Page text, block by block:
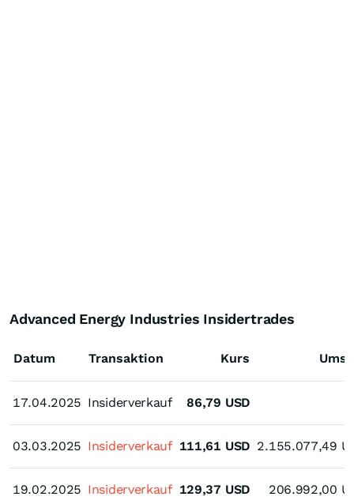
Advanced Energy Industries Insidertrades
Datum
17.04.2025
03.03.2025
19.02.2025
Transaktion Kurs
17.04.2025 Insiderverkauf 86,79 USD
03.03.2025 Insiderverkauf 111,61 USD 2.155.077,49
19.02.2025 Insiderverkauf 129,37 USD 206.992,00